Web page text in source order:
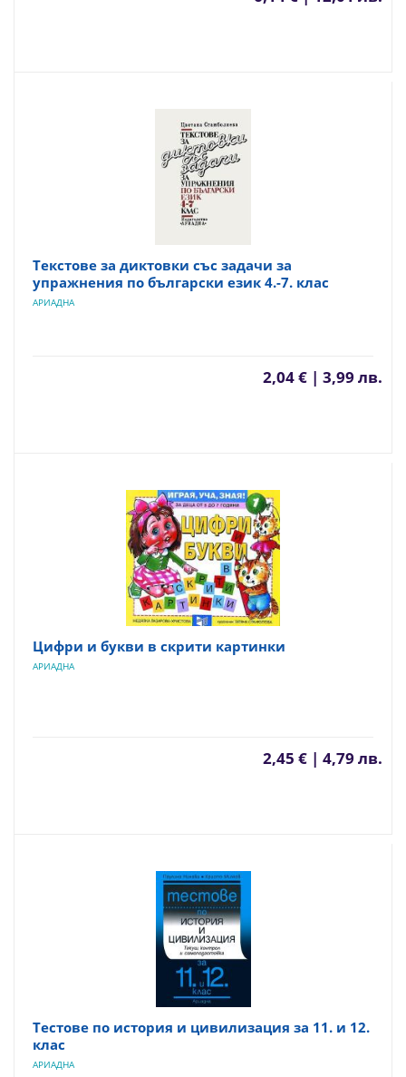
Текстове за диктовки със задачи за
упражнения по български език 4.-7. клас
АРИАДНА
2,04 € | 3,99 лв.
Цифри и букви в скрити картинки
АРИАДНА
2,45 € | 4,79 лв.
Тестове по история и цивилизация за 11. и 12.
клас
АРИАДНА